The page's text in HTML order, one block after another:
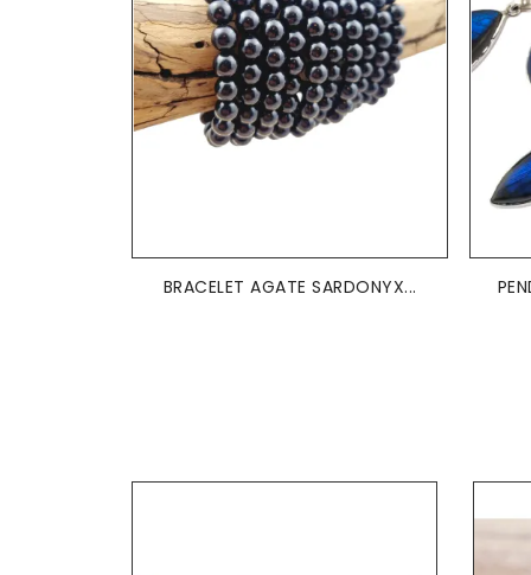
BRACELET AGATE SARDONYX...